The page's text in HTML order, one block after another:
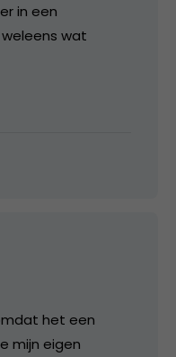
in een
wat
het een
mijn eigen